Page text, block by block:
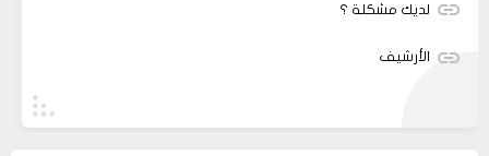
لديك مشكلة ؟
الأرشيف